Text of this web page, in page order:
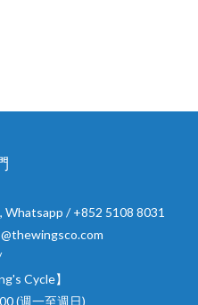
Whatsapp / +852 5108 8031
Cycle】
(週一至週日)